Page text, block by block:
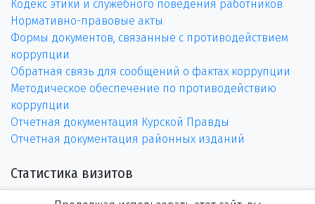
Кодекс этики и служебного поведения работников
Нормативно-правовые акты
Формы документов, связанные с противодействием
коррупции
Обратная связь для сообщений о фактах коррупции
Методическое обеспечение по противодействию
коррупции
Отчетная документация Курской Правды
Отчетная документация районных изданий
Статистика визитов